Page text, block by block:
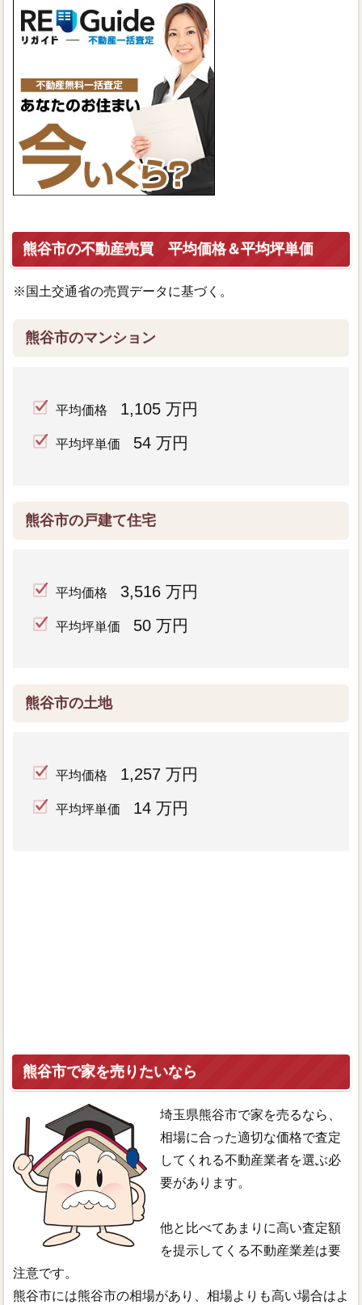
熊谷市の不動産売買 平均価格＆平均坪単価
※国土交通省の売買データに基づく。
熊谷市のマンション
平均価格 1,105 万円
平均坪単価 54 万円
熊谷市の戸建て住宅
平均価格 3,516 万円
平均坪単価 50 万円
熊谷市の土地
平均価格 1,257 万円
平均坪単価 14 万円
熊谷市で家を売りたいなら
埼玉県熊谷市で家を売るなら、
相場に合った適切な価格で査定
してくれる不動産業者を選ぶ必
要があります。
他と比べてあまりに高い査定額
を提示してくる不動産業差は要
注意です。
熊谷市には熊谷市の相場があり、相場よりも高い場合はよ